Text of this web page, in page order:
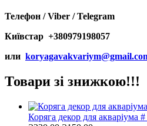
Телефон / Viber / Telegram
Київстар +380979198057
или
Товари зі знижкою!!!
Коряга декор для акваріума